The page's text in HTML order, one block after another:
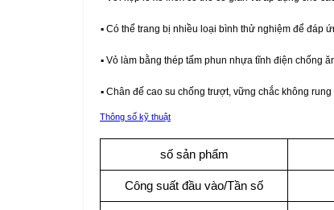
▪ Có thể trang bị nhiều loại bình thử nghiệm để đáp
▪ Vỏ làm bằng thép tấm phun nhựa tĩnh điện chống
▪ Chân đế cao su chống trượt, vững chắc không rung
Thông số kỹ thuật
số sản phẩm
Công suất đầu vào/Tần số